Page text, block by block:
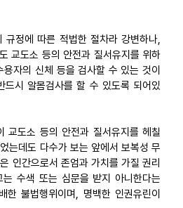
규정에 따른 적법한 절차라 강변하나,
교도소 등의 안전과 질서유지를 위하
자의 신체 등을 검사할 수 있는 것이
드시 알몸검사를 할 수 있도록 되어있
교도소 등의 안전과 질서유지를 헤칠
는데도 다수가 보는 앞에서 보복성 무
인간으로서 존엄과 가치를 가질 권리
수색 또는 심문을 받지 아니한다는
한 불법행위이며, 명백한 인권유린이